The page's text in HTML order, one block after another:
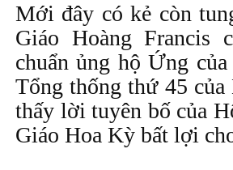
Mới đây có kẻ còn
Giáo Hoàng Francis
chuẩn ủng hộ Ứng
Tổng thống thứ 45
thấy lời tuyên bố của
Giáo Hoa Kỳ bất lợi